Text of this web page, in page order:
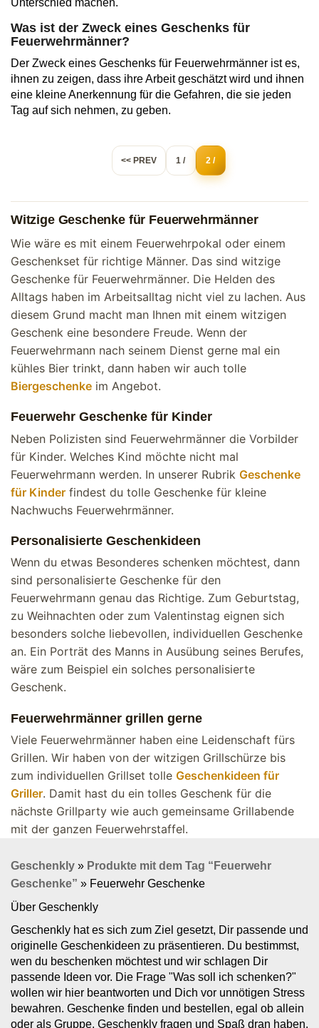
Unterschied machen.
Was ist der Zweck eines Geschenks für
Feuerwehrmänner?
Der Zweck eines Geschenks für Feuerwehrmänner ist es,
ihnen zu zeigen, dass ihre Arbeit geschätzt wird und ihnen
eine kleine Anerkennung für die Gefahren, die sie jeden
Tag auf sich nehmen, zu geben.
<< PREV 1 / 2 /
Witzige Geschenke für Feuerwehrmänner
Wie wäre es mit einem Feuerwehrpokal oder einem
Geschenkset für richtige Männer. Das sind witzige
Geschenke für Feuerwehrmänner. Die Helden des
Alltags haben im Arbeitsalltag nicht viel zu lachen. Aus
diesem Grund macht man Ihnen mit einem witzigen
Geschenk eine besondere Freude. Wenn der
Feuerwehrmann nach seinem Dienst gerne mal ein
kühles Bier trinkt, dann haben wir auch tolle
Biergeschenke im Angebot.
Feuerwehr Geschenke für Kinder
Neben Polizisten sind Feuerwehrmänner die Vorbilder
für Kinder. Welches Kind möchte nicht mal
Feuerwehrmann werden. In unserer Rubrik Geschenke
für Kinder findest du tolle Geschenke für kleine
Nachwuchs Feuerwehrmänner.
Personalisierte Geschenkideen
Wenn du etwas Besonderes schenken möchtest, dann
sind personalisierte Geschenke für den
Feuerwehrmann genau das Richtige. Zum Geburtstag,
zu Weihnachten oder zum Valentinstag eignen sich
besonders solche liebevollen, individuellen Geschenke
an. Ein Porträt des Manns in Ausübung seines Berufes,
wäre zum Beispiel ein solches personalisierte
Geschenk.
Feuerwehrmänner grillen gerne
Viele Feuerwehrmänner haben eine Leidenschaft fürs
Grillen. Wir haben von der witzigen Grillschürze bis
zum individuellen Grillset tolle Geschenkideen für
Griller. Damit hast du ein tolles Geschenk für die
nächste Grillparty wie auch gemeinsame Grillabende
mit der ganzen Feuerwehrstaffel.
Geschenkly » Produkte mit dem Tag “Feuerwehr
Geschenke” » Feuerwehr Geschenke
Über Geschenkly
Geschenkly hat es sich zum Ziel gesetzt, Dir passende und
originelle Geschenkideen zu präsentieren. Du bestimmst,
wen du beschenken möchtest und wir schlagen Dir
passende Ideen vor. Die Frage "Was soll ich schenken?"
wollen wir hier beantworten und Dich vor unnötigen Stress
bewahren. Geschenke finden und bestellen, egal ob allein
oder als Gruppe. Geschenkly fragen und Spaß dran haben.